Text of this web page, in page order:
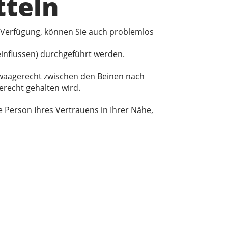
können Sie auch problemlos
durchgeführt werden.
zwischen den Beinen nach
gehalten wird.
Person Ihres Vertrauens in Ihrer Nähe,